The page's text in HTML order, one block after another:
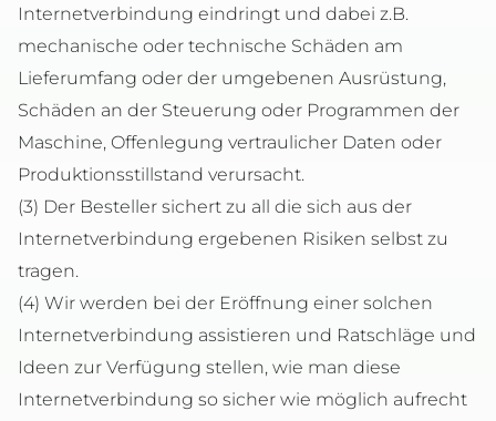
Internetverbindung eindringt und dabei z.B.
mechanische oder technische Schäden am
Lieferumfang oder der umgebenen Ausrüstung,
Schäden an der Steuerung oder Programmen der
Maschine, Offenlegung vertraulicher Daten oder
Produktionsstillstand verursacht.
(3) Der Besteller sichert zu all die sich aus der
Internetverbindung ergebenen Risiken selbst zu
tragen.
(4) Wir werden bei der Eröffnung einer solchen
Internetverbindung assistieren und Ratschläge und
Ideen zur Verfügung stellen, wie man diese
Internetverbindung so sicher wie möglich aufrecht